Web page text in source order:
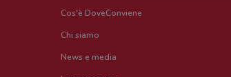
Cos'è DoveConviene
Chi siamo
News e media